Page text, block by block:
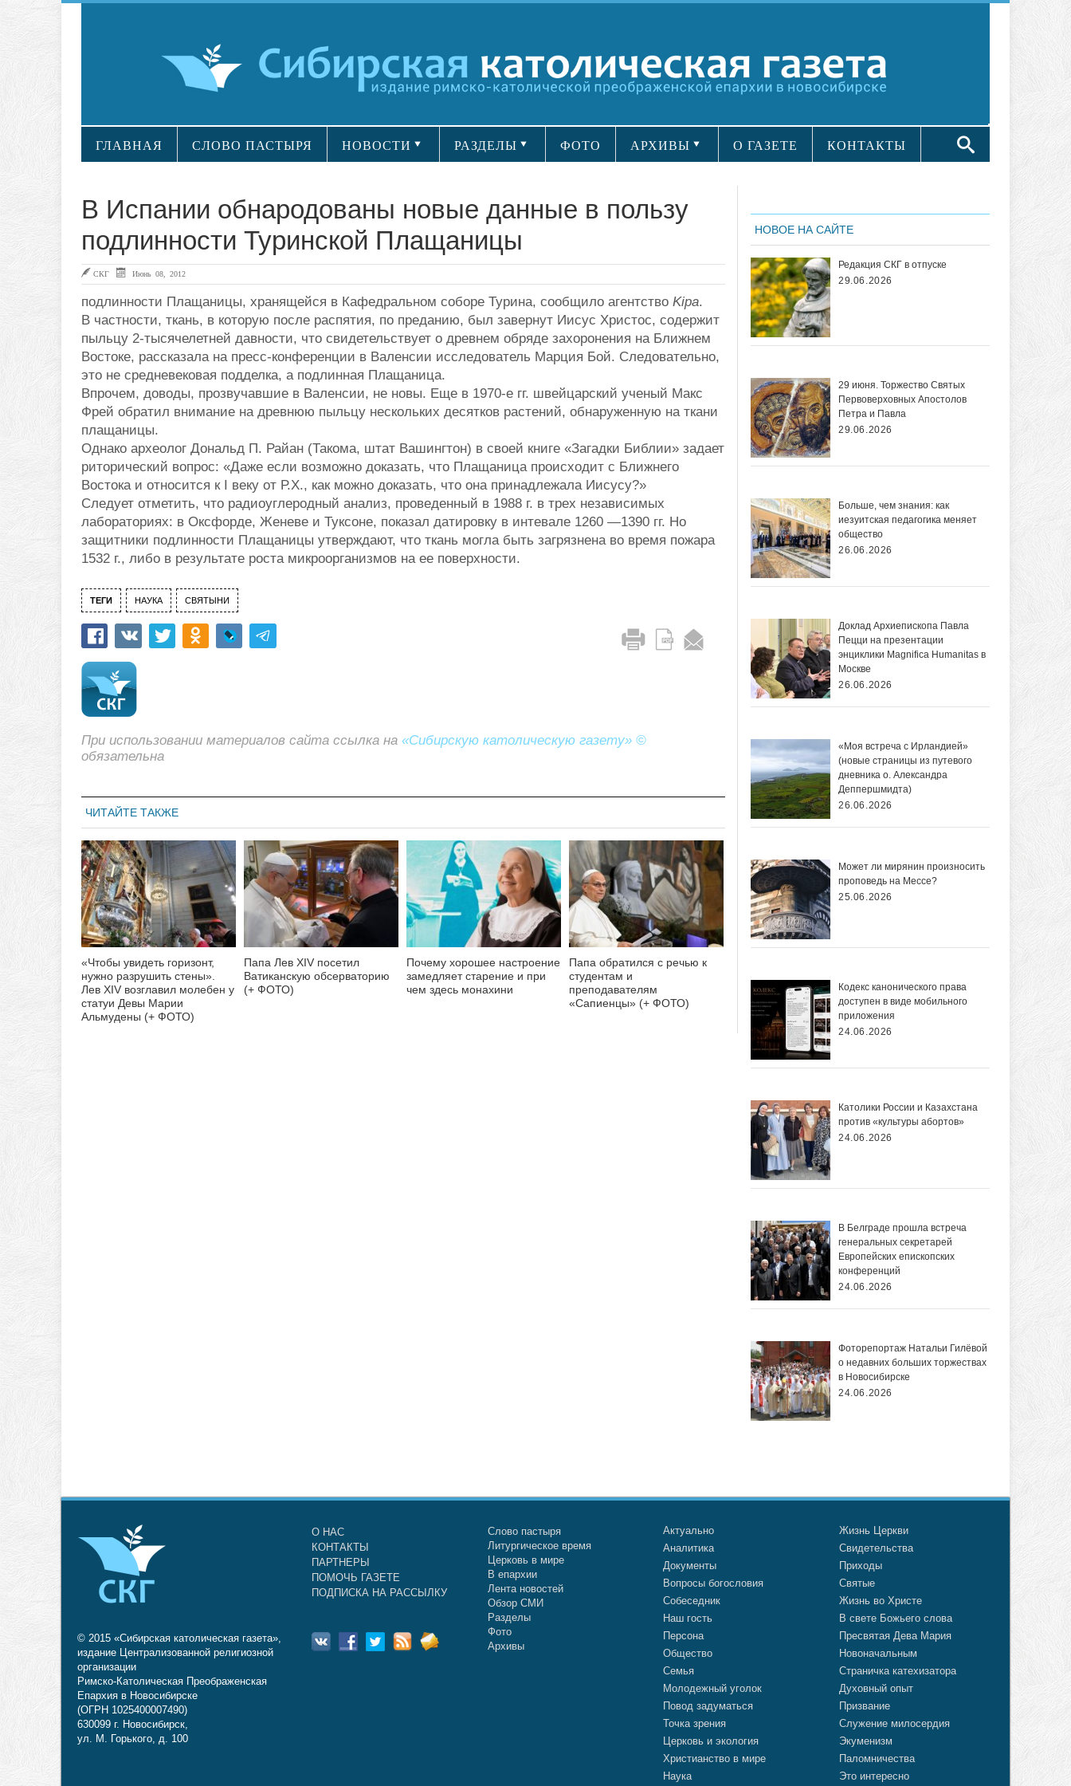
ГЛАВНАЯ СЛОВО ПАСТЫРЯ НОВОСТИ РАЗДЕЛЫ ФОТО АРХИВЫ О ГАЗЕТЕ КОНТАКТЫ
В Испании обнародованы новые данные в пользу
подлинности Туринской Плащаницы
СКГ Июнь 08, 2012
подлинности Плащаницы, хранящейся в Кафедральном соборе Турина, сообщило агентство Kipa.
В частности, ткань, в которую после распятия, по преданию, был завернут Иисус Христос, содержит
пыльцу 2-тысячелетней давности, что свидетельствует о древнем обряде захоронения на Ближнем
Востоке, рассказала на пресс-конференции в Валенсии исследователь Марция Бой. Следовательно,
это не средневековая подделка, а подлинная Плащаница.
Впрочем, доводы, прозвучавшие в Валенсии, не новы. Еще в 1970-е гг. швейцарский ученый Макс
Фрей обратил внимание на древнюю пыльцу нескольких десятков растений, обнаруженную на ткани
плащаницы.
Однако археолог Дональд П. Райан (Такома, штат Вашингтон) в своей книге «Загадки Библии» задает
риторический вопрос: «Даже если возможно доказать, что Плащаница происходит с Ближнего
Востока и относится к I веку от Р.Х., как можно доказать, что она принадлежала Иисусу?»
Следует отметить, что радиоуглеродный анализ, проведенный в 1988 г. в трех независимых
лабораториях: в Оксфорде, Женеве и Туксоне, показал датировку в интевале 1260 —1390 гг. Но
защитники подлинности Плащаницы утверждают, что ткань могла быть загрязнена во время пожара
1532 г., либо в результате роста микроорганизмов на ее поверхности.
ТЕГИ НАУКА СВЯТЫНИ
При использовании материалов сайта ссылка на «Сибирскую католическую газету» ©
обязательна
ЧИТАЙТЕ ТАКЖЕ
«Чтобы увидеть горизонт,
нужно разрушить стены».
Лев XIV возглавил молебен у
статуи Девы Марии
Альмудены (+ ФОТО)
Папа Лев XIV посетил
Ватиканскую обсерваторию
(+ ФОТО)
Почему хорошее настроение
замедляет старение и при
чем здесь монахини
Папа обратился с речью к
студентам и
преподавателям
«Сапиенцы» (+ ФОТО)
НОВОЕ НА САЙТЕ
Редакция СКГ в отпуске
29.06.2026
29 июня. Торжество Святых
Первоверховных Апостолов
Петра и Павла
29.06.2026
Больше, чем знания: как
иезуитская педагогика меняет
общество
26.06.2026
Доклад Архиепископа Павла
Пецци на презентации
энциклики Magnifica Нumanitas в
Москве
26.06.2026
«Моя встреча с Ирландией»
(новые страницы из путевого
дневника о. Александра
Деппершмидта)
26.06.2026
Может ли мирянин произносить
проповедь на Мессе?
25.06.2026
Кодекс канонического права
доступен в виде мобильного
приложения
24.06.2026
Католики России и Казахстана
против «культуры абортов»
24.06.2026
В Белграде прошла встреча
генеральных секретарей
Европейских епископских
конференций
24.06.2026
Фоторепортаж Натальи Гилёвой
о недавних больших торжествах
в Новосибирске
24.06.2026
© 2015 «Сибирская католическая газета»,
издание Централизованной религиозной
организации
Римско-Католическая Преображенская
Епархия в Новосибирске
(ОГРН 1025400007490)
630099 г. Новосибирск,
ул. М. Горького, д. 100
О НАС
КОНТАКТЫ
ПАРТНЕРЫ
ПОМОЧЬ ГАЗЕТЕ
ПОДПИСКА НА РАССЫЛКУ
Слово пастыря
Литургическое время
Церковь в мире
В епархии
Лента новостей
Обзор СМИ
Разделы
Фото
Архивы
Актуально
Аналитика
Документы
Вопросы богословия
Собеседник
Наш гость
Персона
Общество
Семья
Молодежный уголок
Повод задуматься
Точка зрения
Церковь и экология
Христианство в мире
Наука
Жизнь Церкви
Свидетельства
Приходы
Святые
Жизнь во Христе
В свете Божьего слова
Пресвятая Дева Мария
Новоначальным
Страничка катехизатора
Духовный опыт
Призвание
Служение милосердия
Экуменизм
Паломничества
Это интересно